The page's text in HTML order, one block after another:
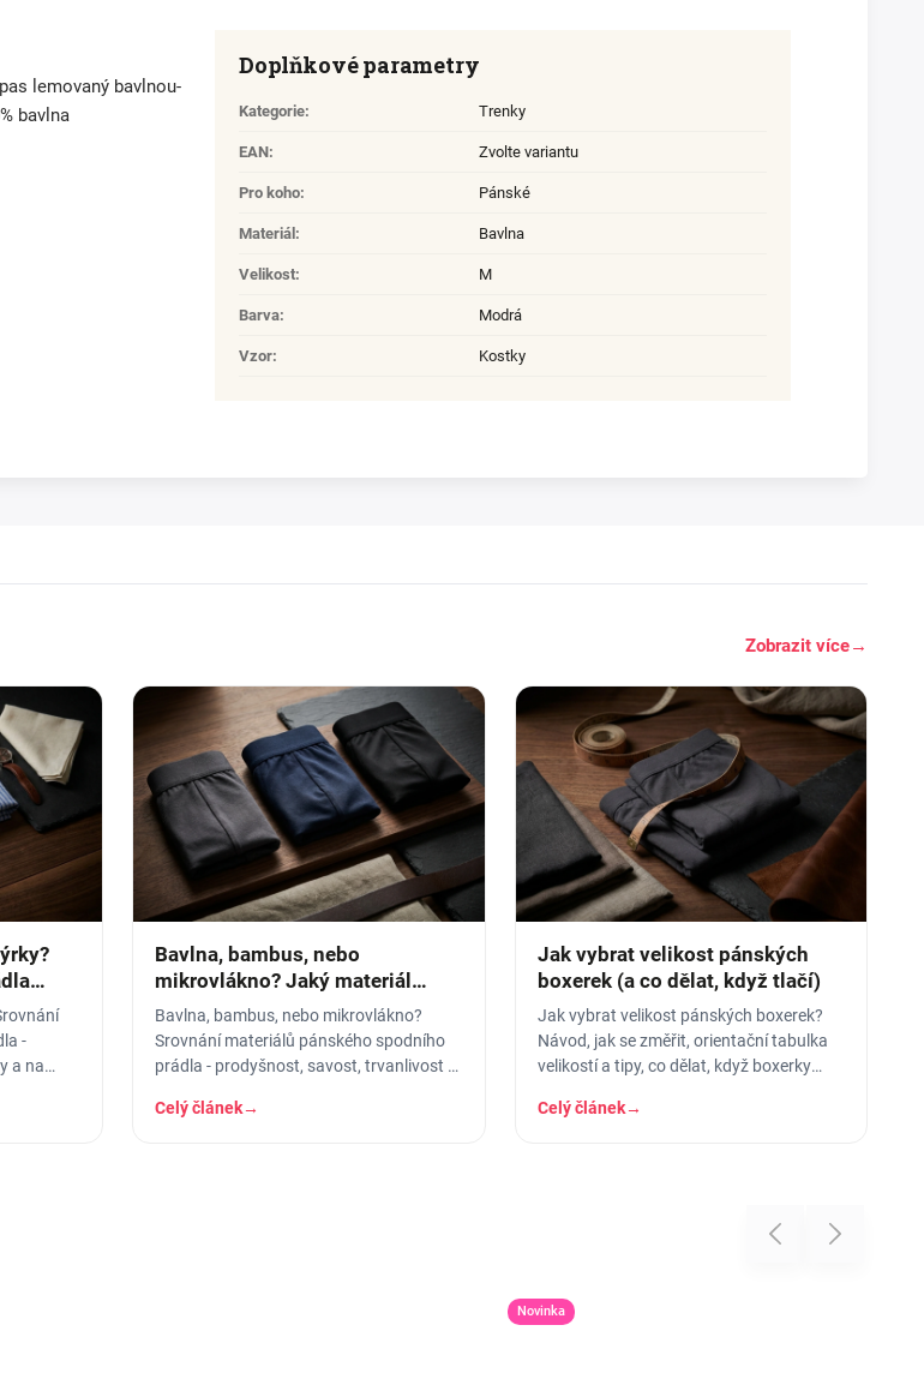
lemovaný bavlnou-
bavlna
Doplňkové parametry
Kategorie: Trenky
EAN: Zvolte variantu
Pro koho: Pánské
Materiál : Bavlna
Velikost: M
Barva: Modrá
Vzor: Kostky
Zobrazit více→
-
a na
Bavlna, bambus, nebo
mikrovlákno? Jaký materiál
pánského prádla vybrat
Bavlna, bambus, nebo mikrovlákno?
Srovnání materiálů pánského spodního
prádla - prodyšnost, savost, trvanlivost a
Celý článek→
Jak vybrat velikost pánských
boxerek (a co dělat, když tlačí)
Jak vybrat velikost pánských boxerek?
Návod, jak se změřit, orientační tabulka
velikostí a tipy, co dělat, když boxerky
Celý článek→
Previous
Novinka
Next